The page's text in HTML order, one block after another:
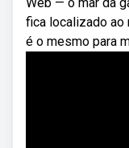
fica localizado ao
é o mesmo para